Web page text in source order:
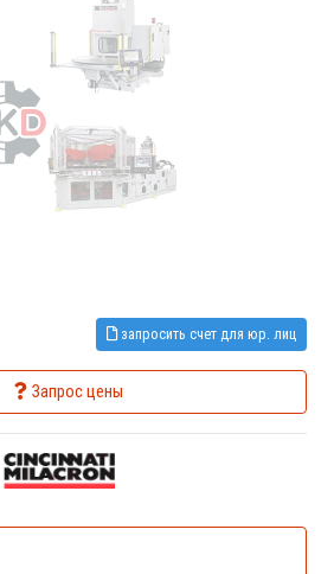
запросить счет для юр. лиц
Запрос цены